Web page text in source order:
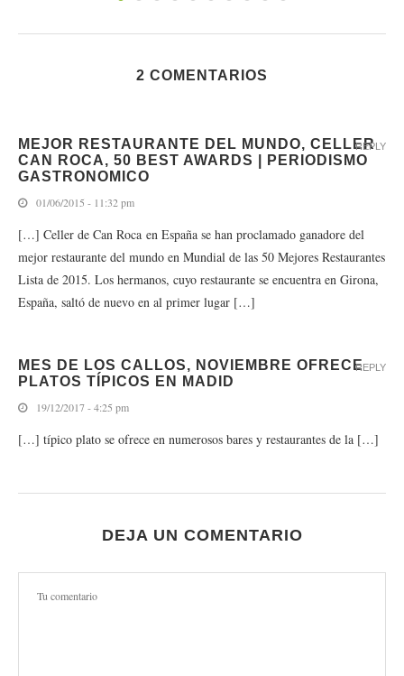
2 COMENTARIOS
MEJOR RESTAURANTE DEL MUNDO, CELLER
CAN ROCA, 50 BEST AWARDS | PERIODISMO
GASTRONOMICO
01/06/2015 - 11:32 pm
[…] Celler de Can Roca en España se han proclamado ganadore del
mejor restaurante del mundo en Mundial de las 50 Mejores Restaurantes
Lista de 2015. Los hermanos, cuyo restaurante se encuentra en Girona,
España, saltó de nuevo en al primer lugar […]
REPLY
MES DE LOS CALLOS, NOVIEMBRE OFRECE
PLATOS TÍPICOS EN MADID
19/12/2017 - 4:25 pm
[…] típico plato se ofrece en numerosos bares y restaurantes de la […]
REPLY
DEJA UN COMENTARIO